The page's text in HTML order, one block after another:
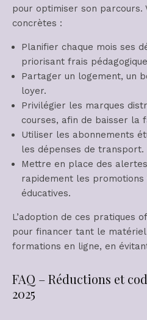
pour optimiser son parcours.
concrètes :
Planifier chaque mois ses
priorisant frais
Partager un logement, un
loyer.
Privilégier les marques
courses, afin de baisser la
Utiliser les abonnements
les dépenses de transport.
Mettre en place des
rapidement les
éducatives.
L’adoption de ces pratiques
pour financer tant le matériel
formations en ligne, en
FAQ – Réductions et
2025